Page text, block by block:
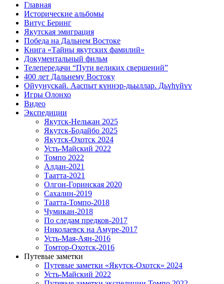
Главная
Исторические альбомы
Витус Беринг
Якутская эмиграция
Победа на Дальнем Востоке
Книга «Тайны якутских фамилий»
Документальный фильм
Телепередачи “Пути великих свершений”
400 лет Дальнему Востоку
Ойуунускай. Ааспыт күннэр-дьыллар. Дьүһүйүү
Игры Олонхо
Видео
Экспедиции
Якутск-Нелькан 2025
Якутск-Бодайбо 2025
Якутск-Охотск 2024
Усть-Майский 2022
Томпо 2022
Алдан-2021
Таатта-2021
Олгон-Горинская 2020
Сахалин-2019
Таатта-Томпо-2018
Чумикан-2018
По следам предков-2017
Николаевск на Амуре-2017
Усть-Мая-Аян-2016
Томтор-Охотск-2016
Путевые заметки
Путевые заметки «Якутск-Охотск» 2024
Усть-Майский 2022